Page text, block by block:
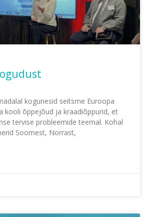
kogunesid seitsme Euroopa
kooli õppejõud ja kraadiõppurid, et
tervise probleemide teemal. Kohal
Soomest, Norrast,